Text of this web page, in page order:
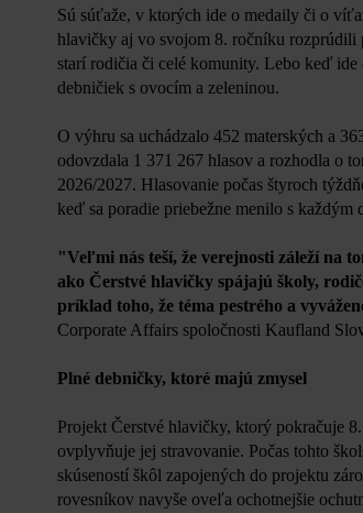
Sú súťaže, v ktorých ide o medaily či o
hlavičky aj vo svojom 8. ročníku rozprúdili
starí rodičia či celé komunity. Lebo keď
debničiek s ovocím a zeleninou.
O výhru sa uchádzalo 452 materských a
odovzdala 1 371 267 hlasov a rozhodla o
2026/2027. Hlasovanie počas štyroch
keď sa poradie priebežne menilo s
"Veľmi nás teší, že verejnosti záleží na
ako Čerstvé hlavičky spájajú školy,
príklad toho, že téma pestrého a
Corporate Affairs spoločnosti Kaufland
Plné debničky, ktoré majú zmysel
Projekt Čerstvé hlavičky, ktorý pokračuje
ovplyvňuje jej stravovanie. Počas tohto
skúseností škôl zapojených do projektu
rovesníkov navyše oveľa ochotnejšie